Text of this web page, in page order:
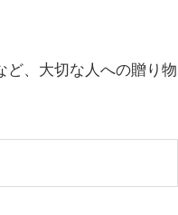
ど、大切な人への贈り物